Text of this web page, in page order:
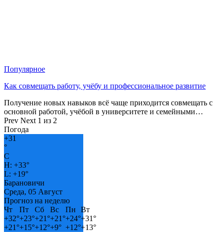
Популярное
Как совмещать работу, учёбу и профессиональное развитие
Получение новых навыков всё чаще приходится совмещать с
основной работой, учёбой в университете и семейными…
Prev Next 1 из 2
Погода
+31
°
C
H: +33°
L: +19°
Барановичи
Среда, 05 Август
Прогноз на неделю
Чт
Пт Сб Вс Пн
Вт
+32°+23°+21°+21°+24°+31°
+21°+15°+12°+9° +12°+13°